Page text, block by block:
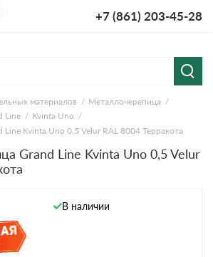
+7 (861) 203-45-28
материалов
Металлочерепица
Line
Kvinta Uno
Kvinta Uno 0,5 Velur RAL 8004 Терракота
Grand Line Kvinta Uno 0,5 Velur
В наличии